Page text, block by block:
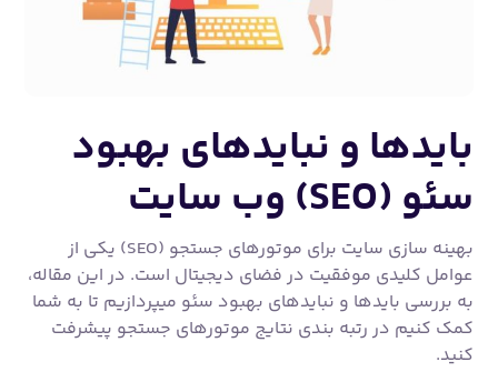
بایدها و نبایدهای بهبود
سئو (SEO) وب سایت
بهینه سازی سایت برای موتورهای جستجو (SEO) یکی از
عوامل کلیدی موفقیت در فضای دیجیتال است. در این مقاله،
به بررسی بایدها و نبایدهای بهبود سئو میپردازیم تا به شما
کمک کنیم در رتبه بندی نتایج موتورهای جستجو پیشرفت
کنید.